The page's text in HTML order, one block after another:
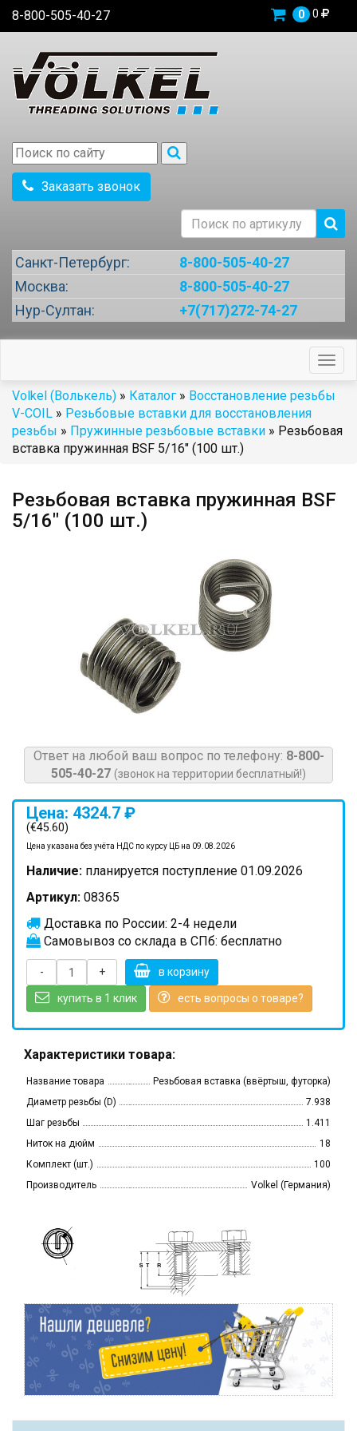
8-800-505-40-27 0 0
Заказать звонок
Санкт-Петербург:
8-800-505-40-27
Москва:
8-800-505-40-27
Нур-Султан:
+7(717)272-74-27
Volkel (Волькель) » Каталог » Восстановление резьбы
V-COIL » Резьбовые вставки для восстановления
резьбы » Пружинные резьбовые вставки » Резьбовая
вставка пружинная BSF 5/16" (100 шт.)
Резьбовая вставка пружинная BSF
5/16" (100 шт.)
Ответ на любой ваш вопрос по телефону: 8-800-
505-40-27 (звонок на территории бесплатный!)
Цена: 4324.7 ₽
(€45.60)
Цена указана без учёта НДС по курсу ЦБ на 09.08.2026
Наличие: планируется поступление 01.09.2026
Артикул: 08365
Доставка по России: 2-4 недели
Самовывоз со склада в СПб: бесплатно
- + в корзину
купить в 1 клик есть вопросы о товаре?
Характеристики товара:
Название товара
Резьбовая вставка (ввёртыш, футорка)
Диаметр резьбы (D)
7.938
Шаг резьбы
1.411
Ниток на дюйм
18
Комплект (шт.)
100
Производитель
Volkel (Германия)